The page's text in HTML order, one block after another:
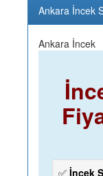
Ankara İncek
Ankara İncek
✅ İncek